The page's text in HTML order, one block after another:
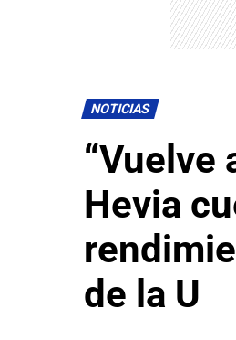
NOTICIAS
“Vuelve
Hevia
de la U